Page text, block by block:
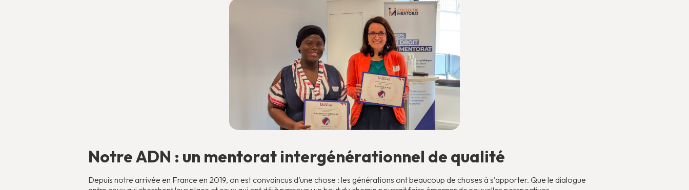
Notre ADN : un mentorat intergénérationnel de qualité
Depuis notre arrivée en France en 2019, on est convaincus d’une chose : les générations ont beaucoup de choses à s’apporter. Que le dialogue